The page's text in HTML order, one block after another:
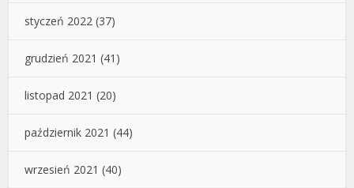
styczeń 2022 (37)
grudzień 2021 (41)
listopad 2021 (20)
październik 2021 (44)
wrzesień 2021 (40)